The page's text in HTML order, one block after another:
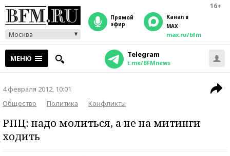
16+
Москва
прямой
эфир
Канал в
MAX
max.ru/bfm
МЕНЮ Telegram
t.me/BFMnews
4 февраля 2012, 10:01
Общество
Политика Конфликты
РПЦ: надо молиться, а не на митинги
ходить